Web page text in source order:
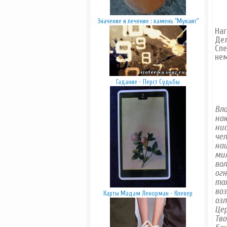
Значение и лечение : камень "Мукаит"
Гадание - Перст Судьбы
Карты Мадам Ленорман - Клевер